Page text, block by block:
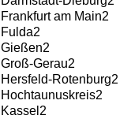
Frankfurt am Main2
Fulda2
Gießen2
Groß-Gerau2
Hersfeld-Rotenburg2
Hochtaunuskreis2
Kassel 2